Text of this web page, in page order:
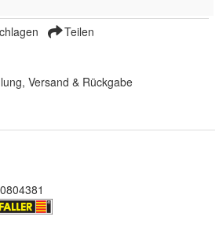
Teilen
Versand & Rückgabe